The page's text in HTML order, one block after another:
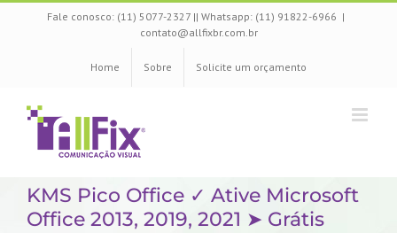
Skip
Fale conosco: (11) 5077-2327 || Whatsapp: (11) 91822-6966 |
contato@allfixbr.com.br
Home Sobre Solicite um orçamento
KMS Pico Office ✓ Ative Microsoft
Office 2013, 2019, 2021 ➤ Grátis